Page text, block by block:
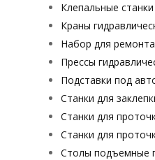
Клепальные станки
Краны
Набор для
Прессы
Подставки под
Станки для
Станки для
Станки для
Столы подъемные